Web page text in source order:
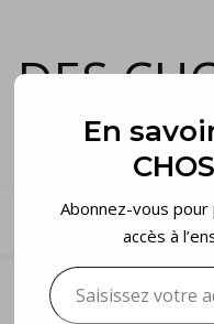
DES
En
Abonnez-vous
accès à
Saisissez votre